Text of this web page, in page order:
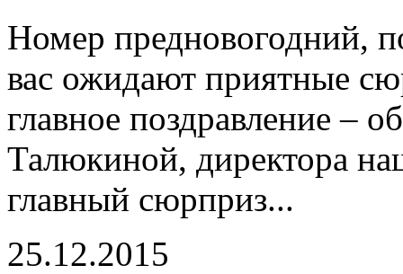
Номер предновогодний,
вас ожидают приятные
главное поздравление –
Талюкиной, директора
главный сюрприз...
25.12.2015